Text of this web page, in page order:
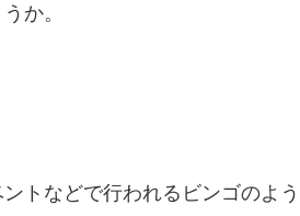
か。
ントなどで行われるビンゴのよ